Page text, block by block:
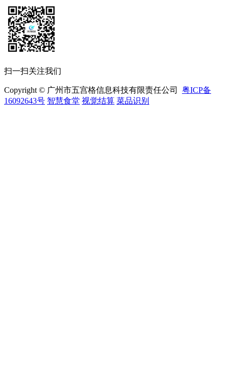
扫一扫关注我们
Copyright © 广州市五宫格信息科技有限责任公司 粤ICP备
16092643号 智慧食堂 视觉结算 菜品识别